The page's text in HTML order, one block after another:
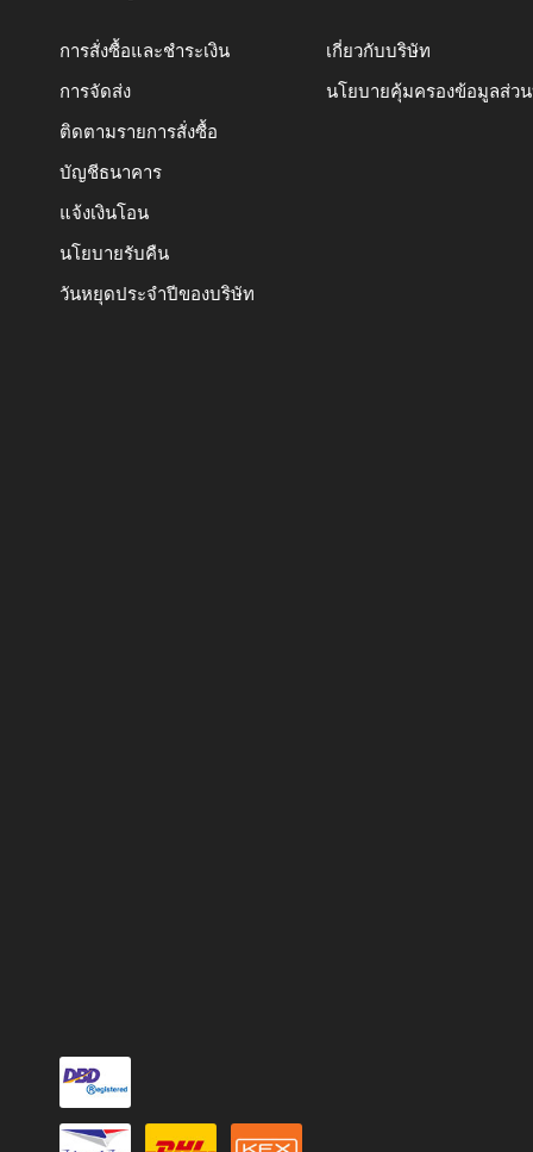
การสั่งซื้อและชำระเงิน
การจัดส่ง
ติดตามรายการสั่งซื้อ
บัญชีธนาคาร
แจ้งเงินโอน
นโยบายรับคืน
วันหยุดประจำปีของบริษัท
เกี่ยวกับบริษัท
นโยบายคุ้มครองข้อมูลส่ว